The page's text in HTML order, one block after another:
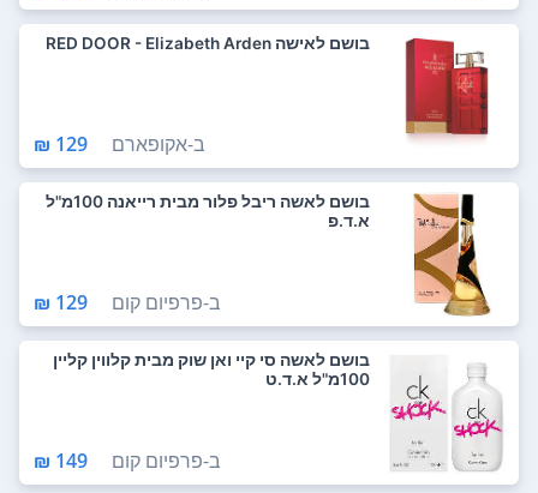
בושם לאישה RED DOOR - Elizabeth Arden
ב-אקופארם 129 ₪
בושם לאשה ריבל פלור מבית רייאנה 100מ"ל
א.ד.פ
ב-פרפיום קום 129 ₪
בושם לאשה סי קיי ואן שוק מבית קלווין קליין
100מ"ל א.ד.ט
ב-פרפיום קום 149 ₪